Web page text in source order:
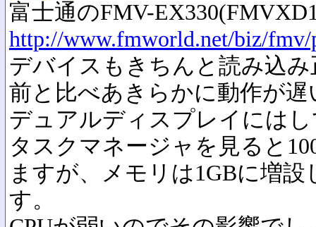
富士通のFMV-
http://www.fmworld.net/biz/fmv/
デバイスもきちんと読み込
前と比べあきらかに動作が遅
デュアルディスプレイには
タスクマネージャを見ると
ますが、メモリは1GBに増
す。